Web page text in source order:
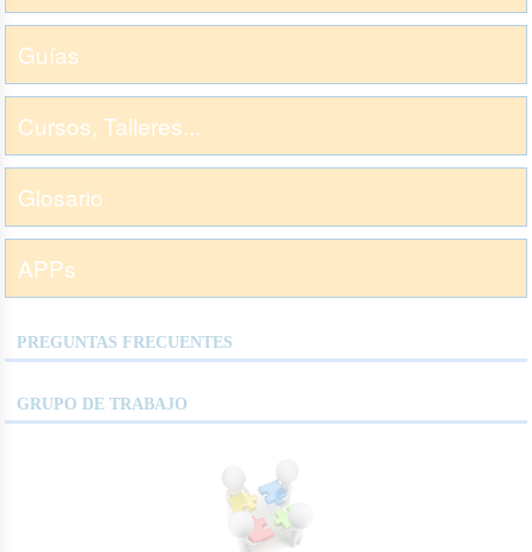
Guías
Cursos, Talleres...
Glosario
APPs
PREGUNTAS FRECUENTES
GRUPO DE TRABAJO